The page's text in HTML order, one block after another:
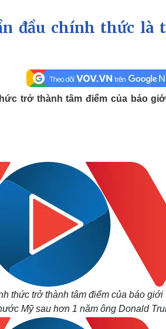
Thể thao
Lịch thi đấu bóng đá
Ô
Xe
Văn hóa
Sân khấu - Điện ảnh
Âm nhạc
Di sản
đầu chính thức là
trở thành tâm điểm của báo
thức trở thành tâm điểm của báo
Mỹ sau hơn 1 năm ông Donald